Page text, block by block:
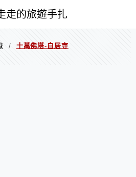
走的旅遊手扎
/ 十萬佛塔-白居寺